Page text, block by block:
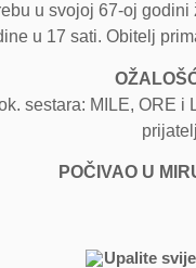
u svojoj 67-oj
u 17 sati. Obitelj
sestara: MILE, ORE
POČIVAO U
Upalite